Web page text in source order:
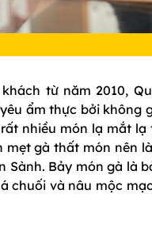
từ năm 2010,
ẩm thực bởi không
nhiều món lạ mắt
mẹt gà thất món nên
Sành. Bảy món gà là
chuối và nâu mộc